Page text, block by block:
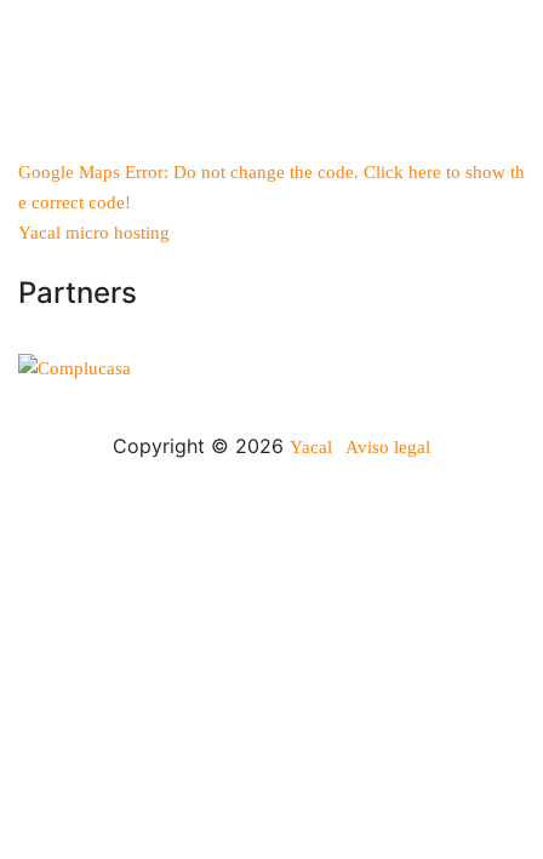
Google Maps Error: Do not change the code. Click here to show th
e correct code!
Yacal micro hosting
Partners
Copyright © 2026 Yacal Aviso legal